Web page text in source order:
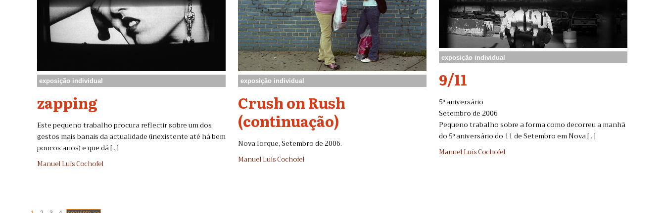
exposição individual
zapping
Este pequeno trabalho procura reflectir sobre um dos
gestos mais banais da actualidade (inexistente até há bem
poucos anos) e que dá [...]
Manuel Luís Cochofel
exposição individual
Crush on Rush
(continuação)
Nova Iorque, Setembro de 2006.
Manuel Luís Cochofel
exposição individual
9/11
5º aniversário
Setembro de 2006
Pequeno trabalho sobre a forma como decorreu a manhã
do 5º aniversário do 11 de Setembro em Nova [...]
Manuel Luís Cochofel